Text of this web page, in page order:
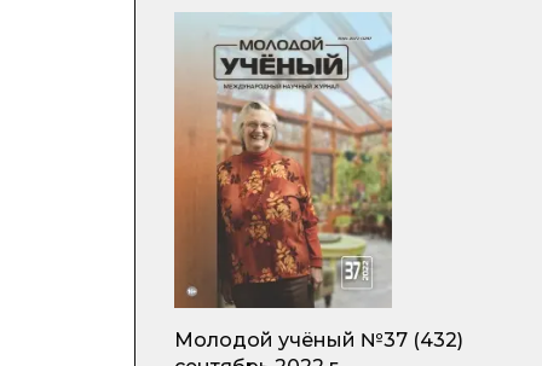
Молодой учёный №37 (432)